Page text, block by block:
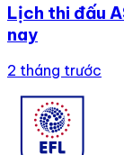
Lịch thi đấu
nay
2 tháng trước